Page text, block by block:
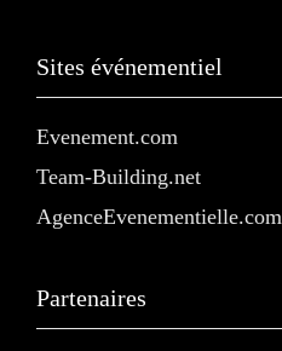
Sites événementiel
Evenement.com
Team-Building.net
AgenceEvenementielle.com
Partenaires